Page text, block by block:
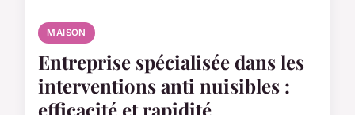
MAISON
Entreprise spécialisée dans les
interventions anti nuisibles :
efficacité et rapidité